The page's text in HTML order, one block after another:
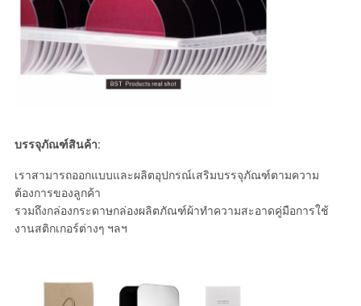
บรรจุภัณฑ์สินค้า:
เราสามารถออกแบบและผลิตอุปกรณ์เสริมบรรจุภัณฑ์ตามความ
ต้องการของลูกค้า
รวมถึงกล่องกระดาษกล่องผลิตภัณฑ์ผ้าทำความสะอาดคู่มือการใช้
งานสติกเกอร์ต่างๆ ฯลฯ